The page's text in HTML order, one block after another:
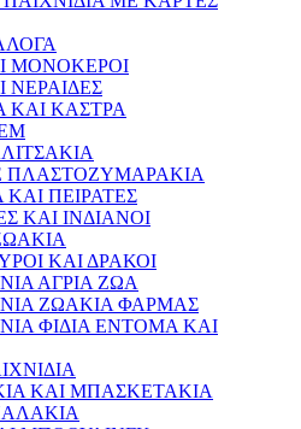
ΜΟΝΟΚΕΡΟΙ
ΝΕΡΑΙΔΕΣ
ΚΑΙ ΚΑΣΤΡΑ
ΠΛΑΣΤΟΖΥΜΑΡΑΚΙΑ
ΚΑΙ ΠΕΙΡΑΤΕΣ
ΚΑΙ ΙΝΔΙΑΝΟΙ
ΚΑΙ ΔΡΑΚΟΙ
ΑΓΡΙΑ ΖΩΑ
ΖΩΑΚΙΑ ΦΑΡΜΑΣ
ΦΙΔΙΑ ΕΝΤΟΜΑ ΚΑΙ
ΚΑΙ ΜΠΑΣΚΕΤΑΚΙΑ